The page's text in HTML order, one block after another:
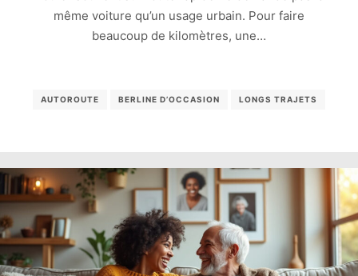
même voiture qu’un usage urbain. Pour faire
beaucoup de kilomètres, une…
AUTOROUTE BERLINE D’OCCASION LONGS TRAJETS